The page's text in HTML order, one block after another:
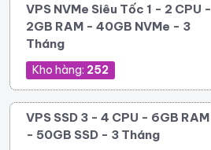
VPS NVMe Siêu Tốc 1 - 2 CPU -
2GB RAM - 40GB NVMe - 3
Tháng
Kho hàng: 252
VPS SSD 3 - 4 CPU - 6GB RAM
- 50GB SSD - 3 Tháng